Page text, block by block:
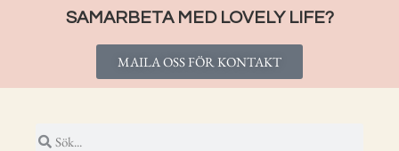
SAMARBETA MED LOVELY LIFE?
MAILA OSS FÖR KONTAKT